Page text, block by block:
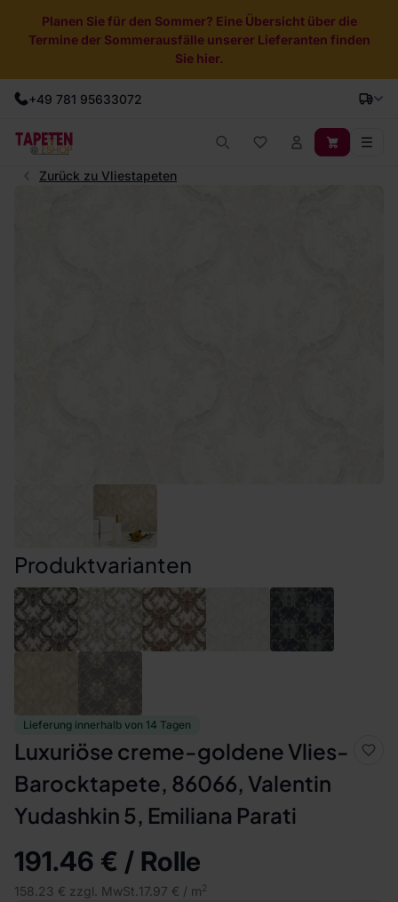
Planen Sie für den Sommer? Eine Übersicht über die
Termine der Sommerausfälle unserer Lieferanten finden
Sie hier.
+49 781 95633072
Zurück zu Vliestapeten
Lieferung innerhalb von 14 Tagen
Luxuriöse creme-goldene Vlies-
Barocktapete, 86066, Valentin
Yudashkin 5, Emiliana Parati
191.46 € / Rolle
158.23 € zzgl. MwSt. 17.97 € / m2
Produktvarianten